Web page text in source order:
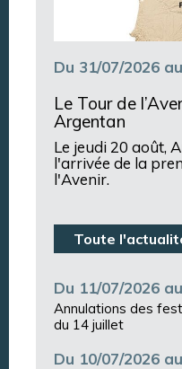
Du 31/07/2026
Le Tour de
Argentan
Le jeudi 20 août,
l'arrivée de la
l'Avenir.
Toute
Du 11/07/2026
Annulations des
du 14 juillet
Du 10/07/2026